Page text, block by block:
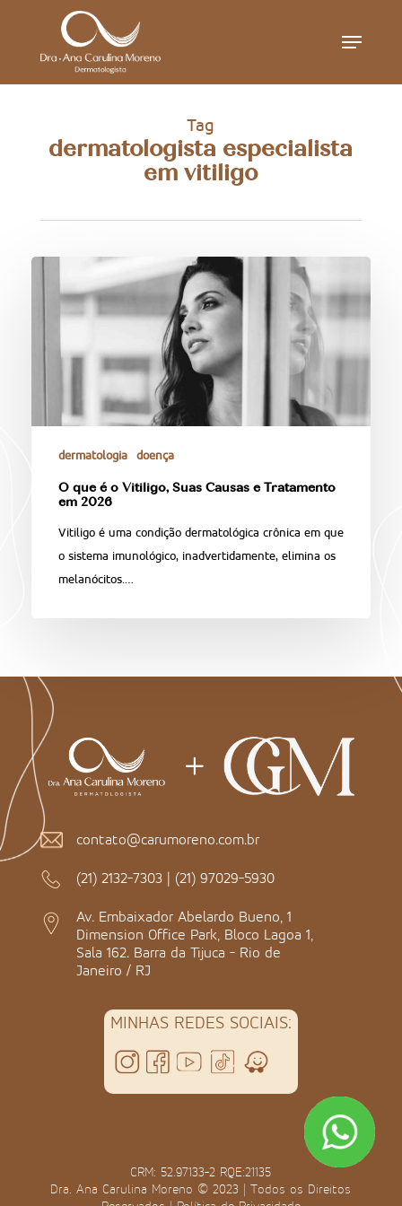
Menu
Tag
dermatologista especialista
em vitiligo
dermatologia doença
O que é o Vitiligo, Suas Causas e Tratamento
em 2026
Vitiligo é uma condição dermatológica crônica em que
o sistema imunológico, inadvertidamente, elimina os
melanócitos.…
contato@carumoreno.com.br
(21) 2132-7303 | (21) 97029-5930
Av. Embaixador Abelardo Bueno, 1
Dimension Office Park, Bloco Lagoa 1,
Sala 162. Barra da Tijuca - Rio de
Janeiro / RJ
MINHAS REDES SOCIAIS:
CRM: 52.97133-2 RQE:21135
Dra. Ana Carulina Moreno © 2023 | Todos os Direitos